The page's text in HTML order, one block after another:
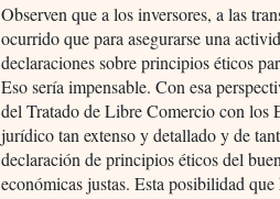
Observen que a los inversores, a las
ocurrido que para asegurarse una
declaraciones sobre principios éticos
Eso sería impensable. Con esa
del Tratado de Libre Comercio con los
jurídico tan extenso y detallado y de
declaración de principios éticos del
económicas justas. Esta posibilidad